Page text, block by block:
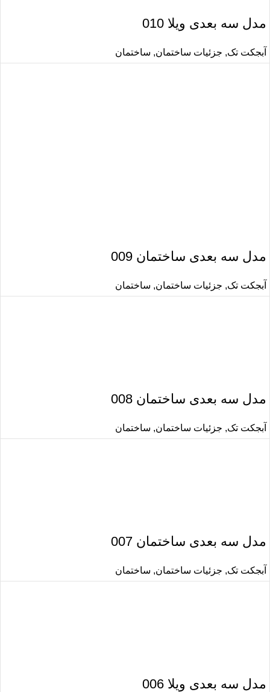
مدل سه بعدی ویلا 010
آبجکت تک, جزئیات ساختمان, ساختمان
مدل سه بعدی ساختمان 009
آبجکت تک, جزئیات ساختمان, ساختمان
مدل سه بعدی ساختمان 008
آبجکت تک, جزئیات ساختمان, ساختمان
مدل سه بعدی ساختمان 007
آبجکت تک, جزئیات ساختمان, ساختمان
مدل سه بعدی ویلا 006